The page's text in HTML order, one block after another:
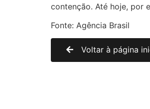
contenção. Até hoje, por
Fonte: Agência Brasil
Voltar à página